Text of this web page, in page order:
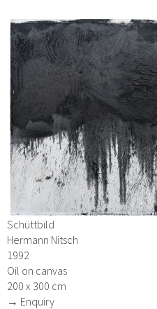
Schüttbild
Hermann Nitsch
1992
Oil on canvas
200 x 300 cm
→ Enquiry